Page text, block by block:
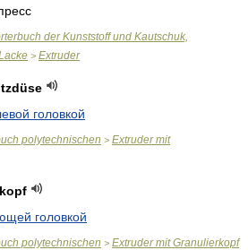
der Kunststoff und Kautschuk,
> Extruder
головкой
polytechnischen > Extruder mit
головкой
polytechnischen > Extruder mit Granulierkopf